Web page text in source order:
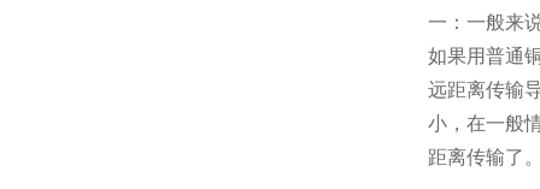
一：一般来
如果用普通
远距离传输
小，在一般
距离传输了